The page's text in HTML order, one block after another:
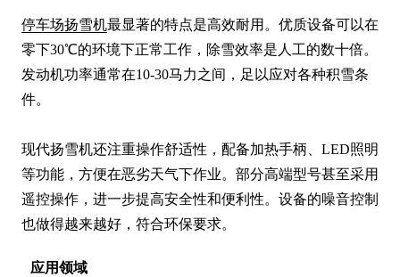
停车场扬雪机最显著的特点是高效耐用。优质设备可以在
零下30℃的环境下正常工作，除雪效率是人工的数十倍。
发动机功率通常在10-30马力之间，足以应对各种积雪条
件。
现代扬雪机还注重操作舒适性，配备加热手柄、LED照明
等功能，方便在恶劣天气下作业。部分高端型号甚至采用
遥控操作，进一步提高安全性和便利性。设备的噪音控制
也做得越来越好，符合环保要求。
应用领域